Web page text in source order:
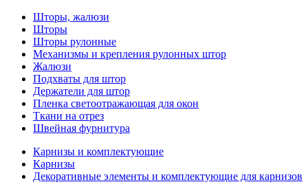
Шторы, жалюзи
Шторы
Шторы рулонные
Механизмы и крепления рулонных штор
Жалюзи
Подхваты для штор
Держатели для штор
Пленка светоотражающая для окон
Ткани на отрез
Швейная фурнитура
Карнизы и комплектующие
Карнизы
Декоративные элементы и комплектующие для карнизов